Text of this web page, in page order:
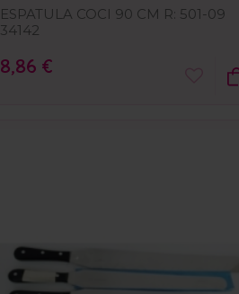
ESPATULA COCI 90 CM R: 501-09
34142
8,86 €